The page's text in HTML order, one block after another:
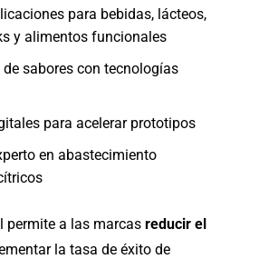
para bebidas, lácteos,
y alimentos funcionales
sabores con tecnologías
para acelerar prototipos
en abastecimiento
permite a las marcasreducir el
la tasa de éxito de